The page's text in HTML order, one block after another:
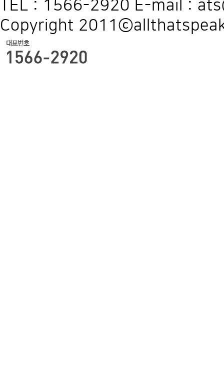
TEL : 1566-2920 E-mail :
Copyright